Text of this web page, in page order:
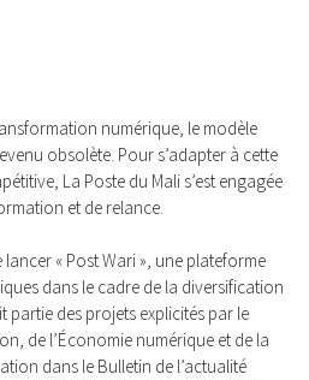
numérique, le modèle
obsolète. Pour s’adapter à cette
La Poste du Mali s’est engagée
et de relance.
« Post Wari », une plateforme
dans le cadre de la diversification
partie des projets explicités par le
de l’Économie numérique et de la
dans le Bulletin de l’actualité